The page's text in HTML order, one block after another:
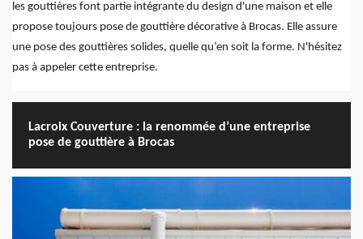
les gouttières font partie intégrante du design d'une maison et elle
propose toujours pose de gouttière décorative à Brocas. Elle assure
une pose des gouttières solides, quelle qu’en soit la forme. N'hésitez
pas à appeler cette entreprise.
Lacroix Couverture : la renommée d’une entreprise
pose de gouttière à Brocas